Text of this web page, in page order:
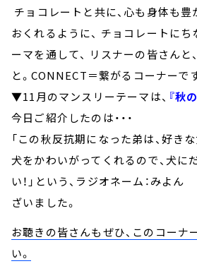
チョコレートと共に、心も身体も
おくれるように、 チョコレートにち
ーマを通して、 リスナーの皆さんと
と。CONNECT＝繋がるコーナーで
▼11月のマンスリーテーマは、 『秋
今日ご紹介したのは・・・
「この秋反抗期になった弟は、好き
犬をかわいがってくれるので、犬に
い！」という、ラジオネーム：みよ
ざいました。
お聴きの皆さんもぜひ、このコーナ
い。